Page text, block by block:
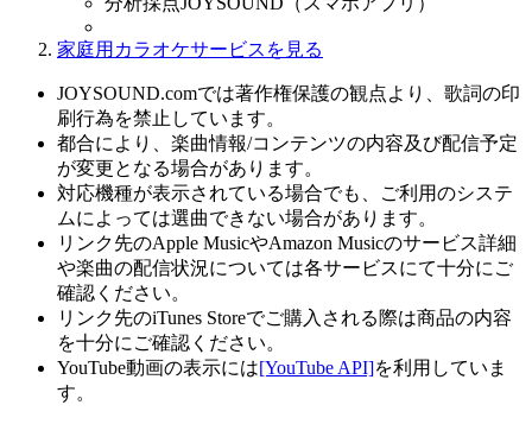
家庭用カラオケサービスを見る
JOYSOUND.comでは著作権保護の観点より、歌詞の印
刷行為を禁止しています。
都合により、楽曲情報/コンテンツの内容及び配信予定
が変更となる場合があります。
対応機種が表示されている場合でも、ご利用のシステ
ムによっては選曲できない場合があります。
リンク先のApple MusicやAmazon Musicのサービス詳細
や楽曲の配信状況については各サービスにて十分にご
確認ください。
リンク先のiTunes Storeでご購入される際は商品の内容
を十分にご確認ください。
YouTube動画の表示には[YouTube API]を利用していま
す。